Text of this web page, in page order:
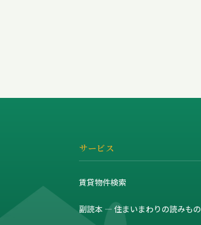
サービス
賃貸物件検索
副読本 — 住まいまわりの読みもの